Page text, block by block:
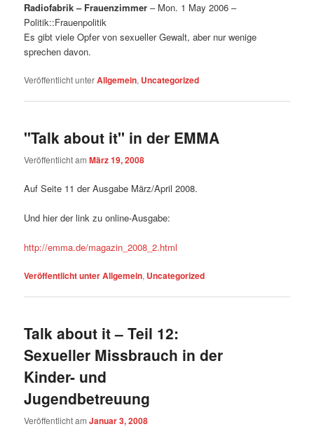
Radiofabrik – Frauenzimmer – Mon. 1 May 2006 –
Politik::Frauenpolitik
Es gibt viele Opfer von sexueller Gewalt, aber nur wenige
sprechen davon.
Veröffentlicht unterAllgemein, Uncategorized
"Talk about it" in der EMMA
Veröffentlicht amMärz 19, 2008
Auf Seite 11 der Ausgabe März/April 2008.
Und hier der link zu online-Ausgabe:
http://emma.de/magazin_2008_2.html
Veröffentlicht unterAllgemein, Uncategorized
Talk about it – Teil 12:
Sexueller Missbrauch in der
Kinder- und
Jugendbetreuung
Veröffentlicht amJanuar 3, 2008